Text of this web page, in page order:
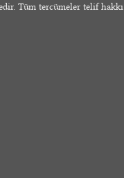
Tüm tercümeler telif hakkı